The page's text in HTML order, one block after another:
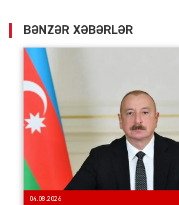
BƏNZƏR XƏBƏRLƏR
04.08.2026